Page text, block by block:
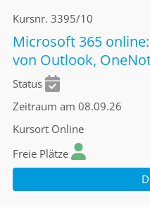
Kursnr. 3395/10
Microsoft 365
von Outlook,
Status
Zeitraum am 08.09.26
Kursort Online
Freie Plätze